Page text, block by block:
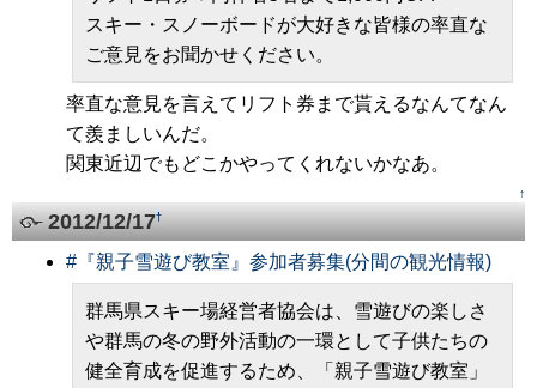
スキー・スノーボードが大好きな皆様の率直な
ご意見をお聞かせください。
率直な意見を言えてリフト券まで貰えるなんてなん
て羨ましいんだ。
関東近辺でもどこかやってくれないかなあ。
↑
2012/12/17†
# 『親子雪遊び教室』参加者募集(分間の観光情報)
群馬県スキー場経営者協会は、雪遊びの楽しさ
や群馬の冬の野外活動の一環として子供たちの
健全育成を促進するため、「親子雪遊び教室」